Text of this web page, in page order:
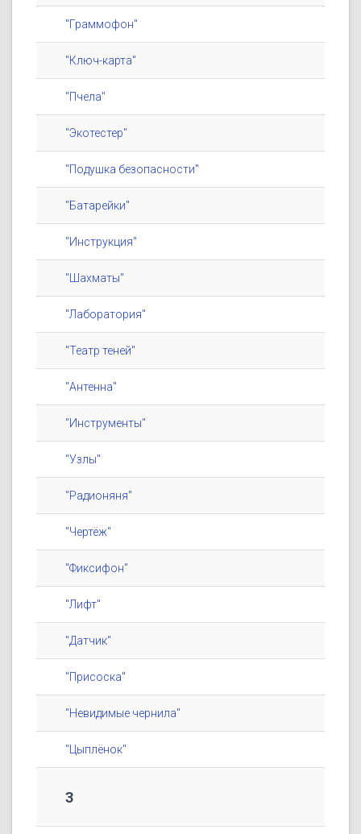
"Граммофон"
"Ключ-карта"
"Пчела"
"Экотестер"
"Подушка безопасности"
"Батарейки"
"Инструкция"
"Шахматы"
"Лаборатория"
"Театр теней"
"Антенна"
"Инструменты"
"Узлы"
"Радионяня"
"Чертёж"
"Фиксифон"
"Лифт"
"Датчик"
"Присоска"
"Невидимые чернила"
"Цыплёнок"
3